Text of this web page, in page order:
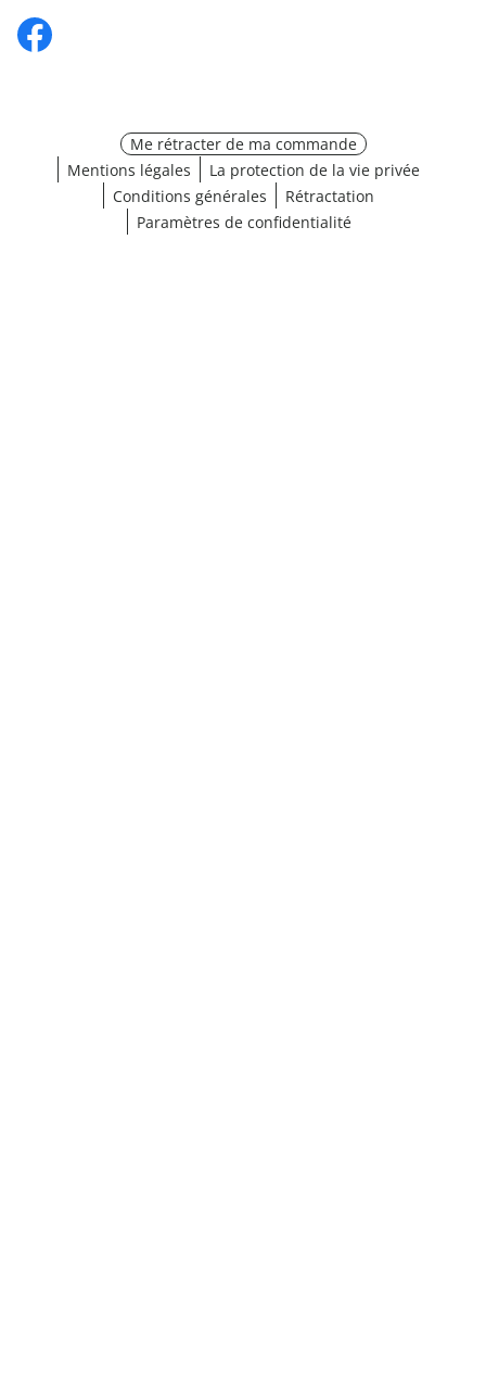
Me rétracter de ma commande
Mentions légales
La protection de la vie privée
Conditions générales
Rétractation
Paramètres de confidentialité